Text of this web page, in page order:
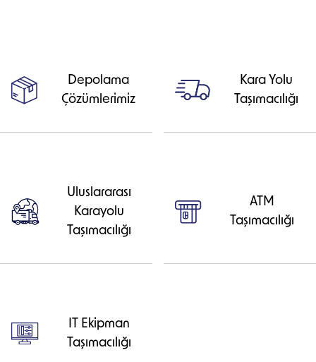
Depolama
Çözümlerimiz
Kara Yolu
Taşımacılığı
Uluslararası
Karayolu
Taşımacılığı
ATM
Taşımacılığı
IT Ekipman
Taşımacılığı